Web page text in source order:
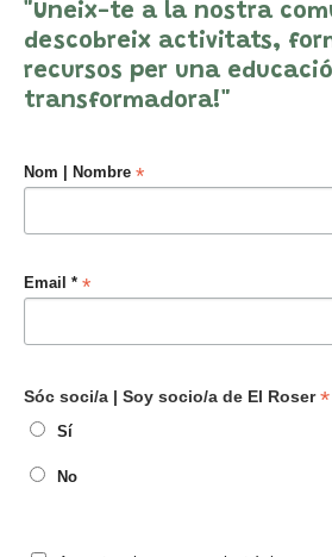
"Uneix-te a la nostra
descobreix activitats,
recursos per una
transformadora!"
Nom | Nombre *
Email * *
Sóc soci/a | Soy socio/a de El Roser*
Sí
No